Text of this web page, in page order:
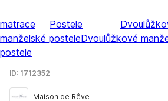
matrace Postele
manželské posteleDvoulůžkové
postele
ID: 1712352
Maison de Rêve